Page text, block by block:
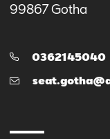
99867Gotha
Telefon:
0362145040
E-